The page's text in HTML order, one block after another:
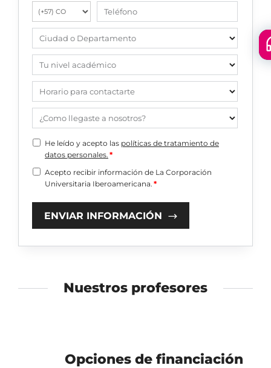
Teléfono
Ciudad o Departamento
Tu nivel académico
Horario para contactarte
¿Como llegaste a nosotros?
He leído y acepto las políticas de tratamiento de
datos personales. *
Acepto recibir información de La Corporación
Universitaria Iberoamericana. *
ENVIAR INFORMACIÓN
Nuestros profesores
Opciones de financiación